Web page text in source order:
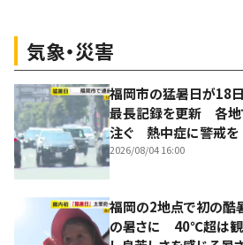
気象・災害
福岡市の猛暑日が18
最長記録を更新 各地
注ぐ 熱中症に警戒を
2026/08/04 16:00
福岡の2地点で初の
の暑さに 40℃超は観